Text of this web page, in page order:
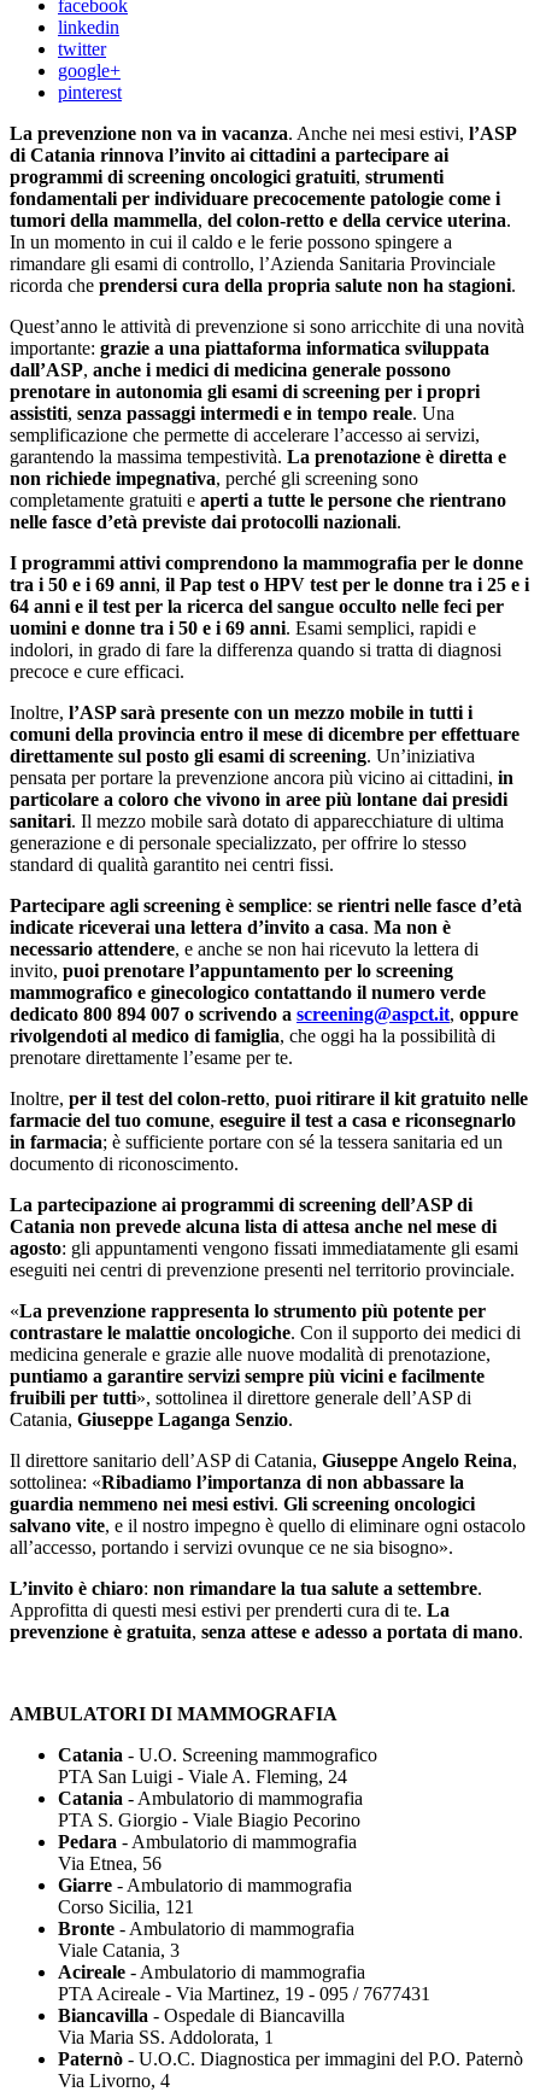
facebook
linkedin
twitter
google+
pinterest
La prevenzione non va in vacanza. Anche nei mesi estivi, l’ASP
di Catania rinnova l’invito ai cittadini a partecipare ai
programmi di screening oncologici gratuiti, strumenti
fondamentali per individuare precocemente patologie come i
tumori della mammella, del colon-retto e della cervice uterina.
In un momento in cui il caldo e le ferie possono spingere a
rimandare gli esami di controllo, l’Azienda Sanitaria Provinciale
ricorda che prendersi cura della propria salute non ha stagioni.
Quest’anno le attività di prevenzione si sono arricchite di una novità
importante: grazie a una piattaforma informatica sviluppata
dall’ASP, anche i medici di medicina generale possono
prenotare in autonomia gli esami di screening per i propri
assistiti, senza passaggi intermedi e in tempo reale. Una
semplificazione che permette di accelerare l’accesso ai servizi,
garantendo la massima tempestività. La prenotazione è diretta e
non richiede impegnativa, perché gli screening sono
completamente gratuiti e aperti a tutte le persone che rientrano
nelle fasce d’età previste dai protocolli nazionali.
I programmi attivi comprendono la mammografia per le donne
tra i 50 e i 69 anni, il Pap test o HPV test per le donne tra i 25 e i
64 anni e il test per la ricerca del sangue occulto nelle feci per
uomini e donne tra i 50 e i 69 anni. Esami semplici, rapidi e
indolori, in grado di fare la differenza quando si tratta di diagnosi
precoce e cure efficaci.
Inoltre, l’ASP sarà presente con un mezzo mobile in tutti i
comuni della provincia entro il mese di dicembre per effettuare
direttamente sul posto gli esami di screening. Un’iniziativa
pensata per portare la prevenzione ancora più vicino ai cittadini, in
particolare a coloro che vivono in aree più lontane dai presidi
sanitari. Il mezzo mobile sarà dotato di apparecchiature di ultima
generazione e di personale specializzato, per offrire lo stesso
standard di qualità garantito nei centri fissi.
Partecipare agli screening è semplice: se rientri nelle fasce d’età
indicate riceverai una lettera d’invito a casa. Ma non è
necessario attendere, e anche se non hai ricevuto la lettera di
invito, puoi prenotare l’appuntamento per lo screening
mammografico e ginecologico contattando il numero verde
dedicato 800 894 007 o scrivendo a screening@aspct.it, oppure
rivolgendoti al medico di famiglia, che oggi ha la possibilità di
prenotare direttamente l’esame per te.
Inoltre, per il test del colon-retto, puoi ritirare il kit gratuito nelle
farmacie del tuo comune, eseguire il test a casa e riconsegnarlo
in farmacia; è sufficiente portare con sé la tessera sanitaria ed un
documento di riconoscimento.
La partecipazione ai programmi di screening dell’ASP di
Catania non prevede alcuna lista di attesa anche nel mese di
agosto: gli appuntamenti vengono fissati immediatamente gli esami
eseguiti nei centri di prevenzione presenti nel territorio provinciale.
«La prevenzione rappresenta lo strumento più potente per
contrastare le malattie oncologiche. Con il supporto dei medici di
medicina generale e grazie alle nuove modalità di prenotazione,
puntiamo a garantire servizi sempre più vicini e facilmente
fruibili per tutti», sottolinea il direttore generale dell’ASP di
Catania, Giuseppe Laganga Senzio.
Il direttore sanitario dell’ASP di Catania, Giuseppe Angelo Reina,
sottolinea: «Ribadiamo l’importanza di non abbassare la
guardia nemmeno nei mesi estivi. Gli screening oncologici
salvano vite, e il nostro impegno è quello di eliminare ogni ostacolo
all’accesso, portando i servizi ovunque ce ne sia bisogno».
L’invito è chiaro: non rimandare la tua salute a settembre.
Approfitta di questi mesi estivi per prenderti cura di te. La
prevenzione è gratuita, senza attese e adesso a portata di mano.
AMBULATORI DI MAMMOGRAFIA
Catania - U.O. Screening mammografico
PTA San Luigi - Viale A. Fleming, 24
Catania - Ambulatorio di mammografia
PTA S. Giorgio - Viale Biagio Pecorino
Pedara - Ambulatorio di mammografia
Via Etnea, 56
Giarre - Ambulatorio di mammografia
Corso Sicilia, 121
Bronte - Ambulatorio di mammografia
Viale Catania, 3
Acireale - Ambulatorio di mammografia
PTA Acireale - Via Martinez, 19 - 095 / 7677431
Biancavilla - Ospedale di Biancavilla
Via Maria SS. Addolorata, 1
Paternò - U.O.C. Diagnostica per immagini del P.O. Paternò
Via Livorno, 4